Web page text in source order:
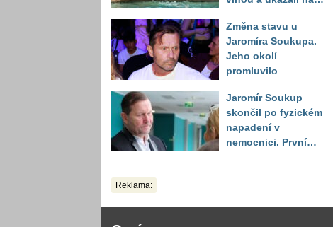
bude nejhorší
Změna stavu u
Jaromíra Soukupa.
Jeho okolí
promluvilo
Jaromír Soukup
skončil po fyzickém
napadení v
nemocnici. První
Reklama: